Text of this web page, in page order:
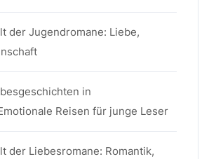
der Jugendromane: Liebe,
in
Reisen für junge Leser
der Liebesromane: Romantik,